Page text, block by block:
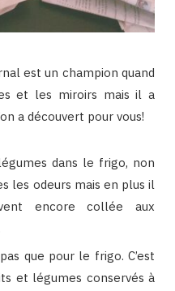
est un champion quand
et les miroirs mais il a
a découvert pour vous!
dans le frigo, non
les odeurs mais en plus il
encore collée aux
que pour le frigo. C’est
et légumes conservés à